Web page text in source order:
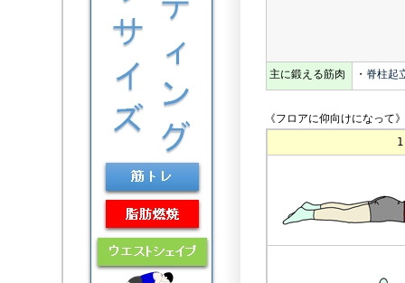
主に鍛える筋肉 ・ 脊柱起
《フロアに仰向けになって》
1